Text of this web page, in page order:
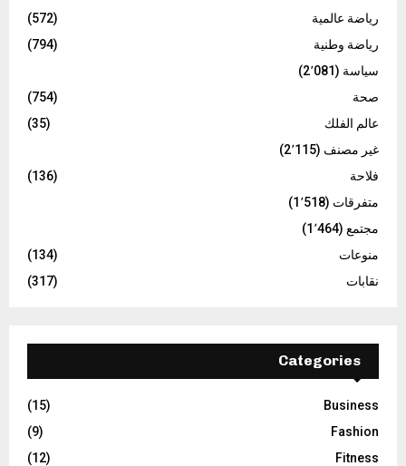
رياضة عالمية
(572)
رياضة وطنية
(794)
سياسة (2٬081)
صحة
(754)
عالم الفلك
(35)
غير مصنف (2٬115)
فلاحة
(136)
متفرقات (1٬518)
مجتمع (1٬464)
منوعات
(134)
نقابات
(317)
Categories
Business
(15)
Fashion
(9)
Fitness
(12)